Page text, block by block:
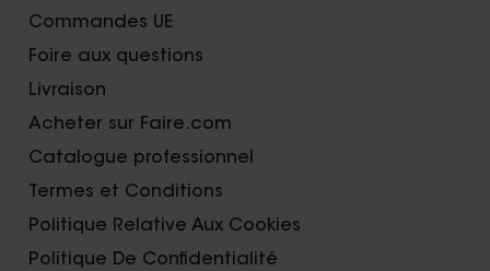
Commandes UE
Foire aux questions
Livraison
Acheter sur Faire.com
Catalogue professionnel
Termes et Conditions
Politique Relative Aux Cookies
Politique De Confidentialité